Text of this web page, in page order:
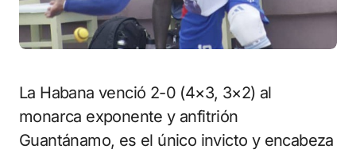
La Habana venció 2-0 (4×3, 3×2) al
monarca exponente y anfitrión
Guantánamo, es el único invicto y encabeza